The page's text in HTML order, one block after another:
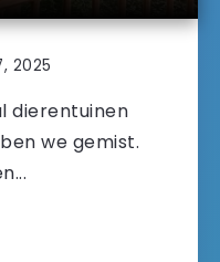
2025
dierentuinen
we gemist.